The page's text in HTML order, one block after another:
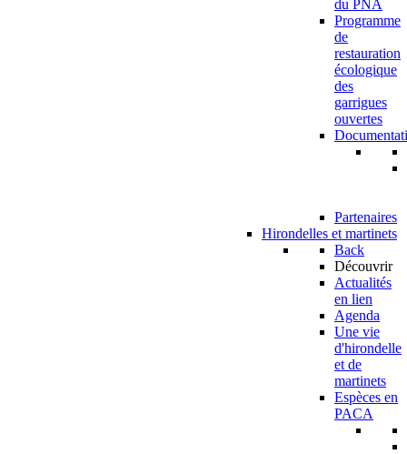
du PNA
Programme
de
restauration
écologique
des
garrigues
ouvertes
Partenaires
Hirondelles et martinets
Back
Découvrir
Actualités
en lien
Agenda
Une vie
d'hirondelle
et de
martinets
Espèces en
PACA